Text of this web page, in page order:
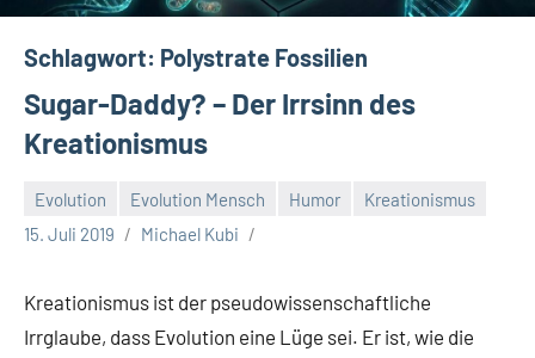
Schlagwort: Polystrate Fossilien
Sugar-Daddy? – Der Irrsinn des
Kreationismus
Evolution Evolution Mensch Humor
Kreationismus
15. Juli 2019
Michael Kubi
Kreationismus ist der pseudowissenschaftliche
Irrglaube, dass Evolution eine Lüge sei. Er ist, wie die